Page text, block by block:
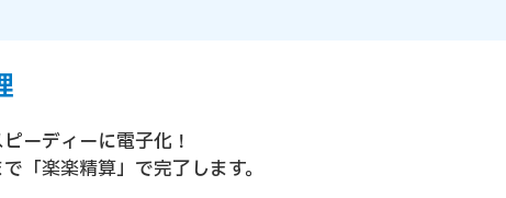
ーディーに電子化！
「楽楽精算」で完了します。